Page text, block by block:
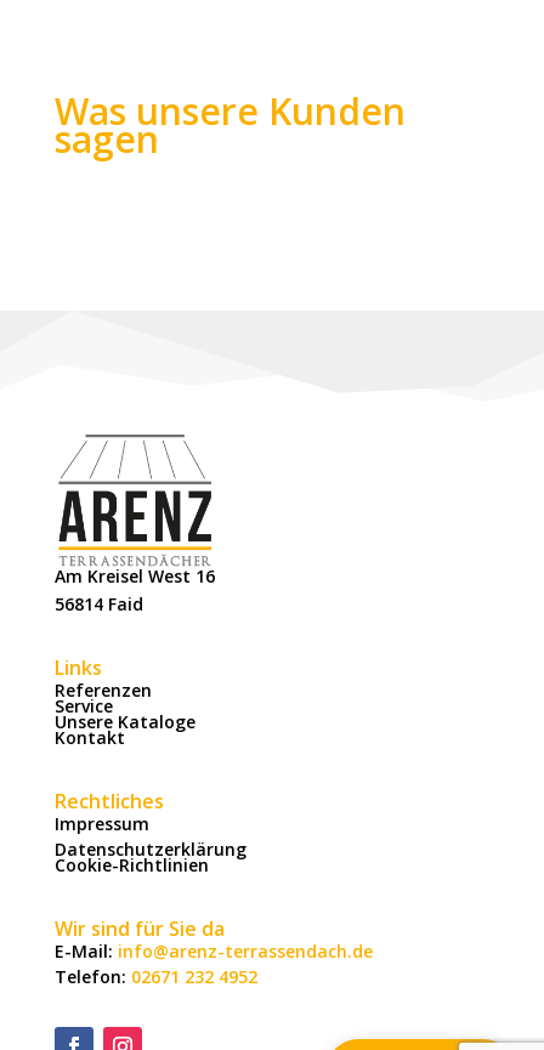
Was unsere Kunden
sagen
Am Kreisel West 16
56814 Faid
Links
Referenzen
Service
Unsere Kataloge
Kontakt
Rechtliches
Impressum
Datenschutzerklärung
Cookie-Richtlinien
Wir sind für Sie da
E-Mail: info@arenz-terrassendach.de
Telefon: 02671 232 4952